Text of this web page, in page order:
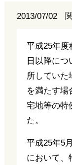
2013/07/02
平成25年度
日以降に
所していた
を満たす場
宅地等の特
た。
平成25年5
において、